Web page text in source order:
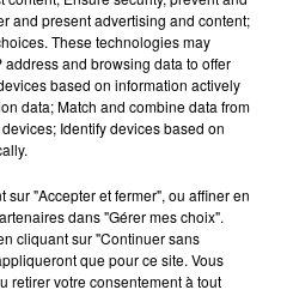
Otis est aperçu par Tiele
qui a pris le temps de
n'avait toujours pas lâché
une nuit passée dans la
le chien et de faire
des Texans face à
and present advertising and content;
These technologies may
and browsing data to offer
based on information actively
data; Match and combine data from
Identify devices based on
"Accepter et fermer", ou affiner en
dans "Gérer mes choix".
cliquant sur "Continuer sans
que pour ce site. Vous
retirer votre consentement à tout